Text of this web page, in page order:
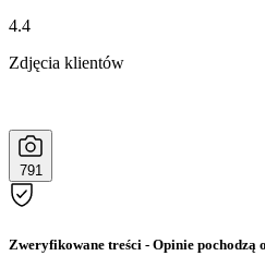
4.4
Zdjęcia klientów
791
Zweryfikowane treści - Opinie pochodzą